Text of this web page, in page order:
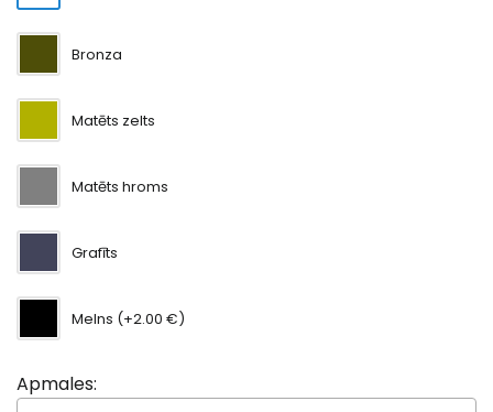
Bronza
Matēts zelts
Matēts hroms
Grafīts
Melns (+2.00 €)
Apmales: